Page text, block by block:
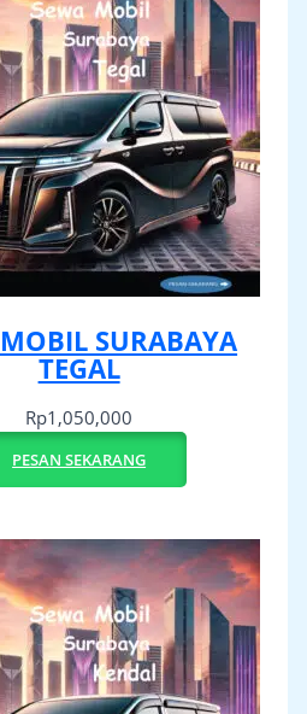
SURABAYA
TEGAL
Rp1,050,000
PESAN SEKARANG